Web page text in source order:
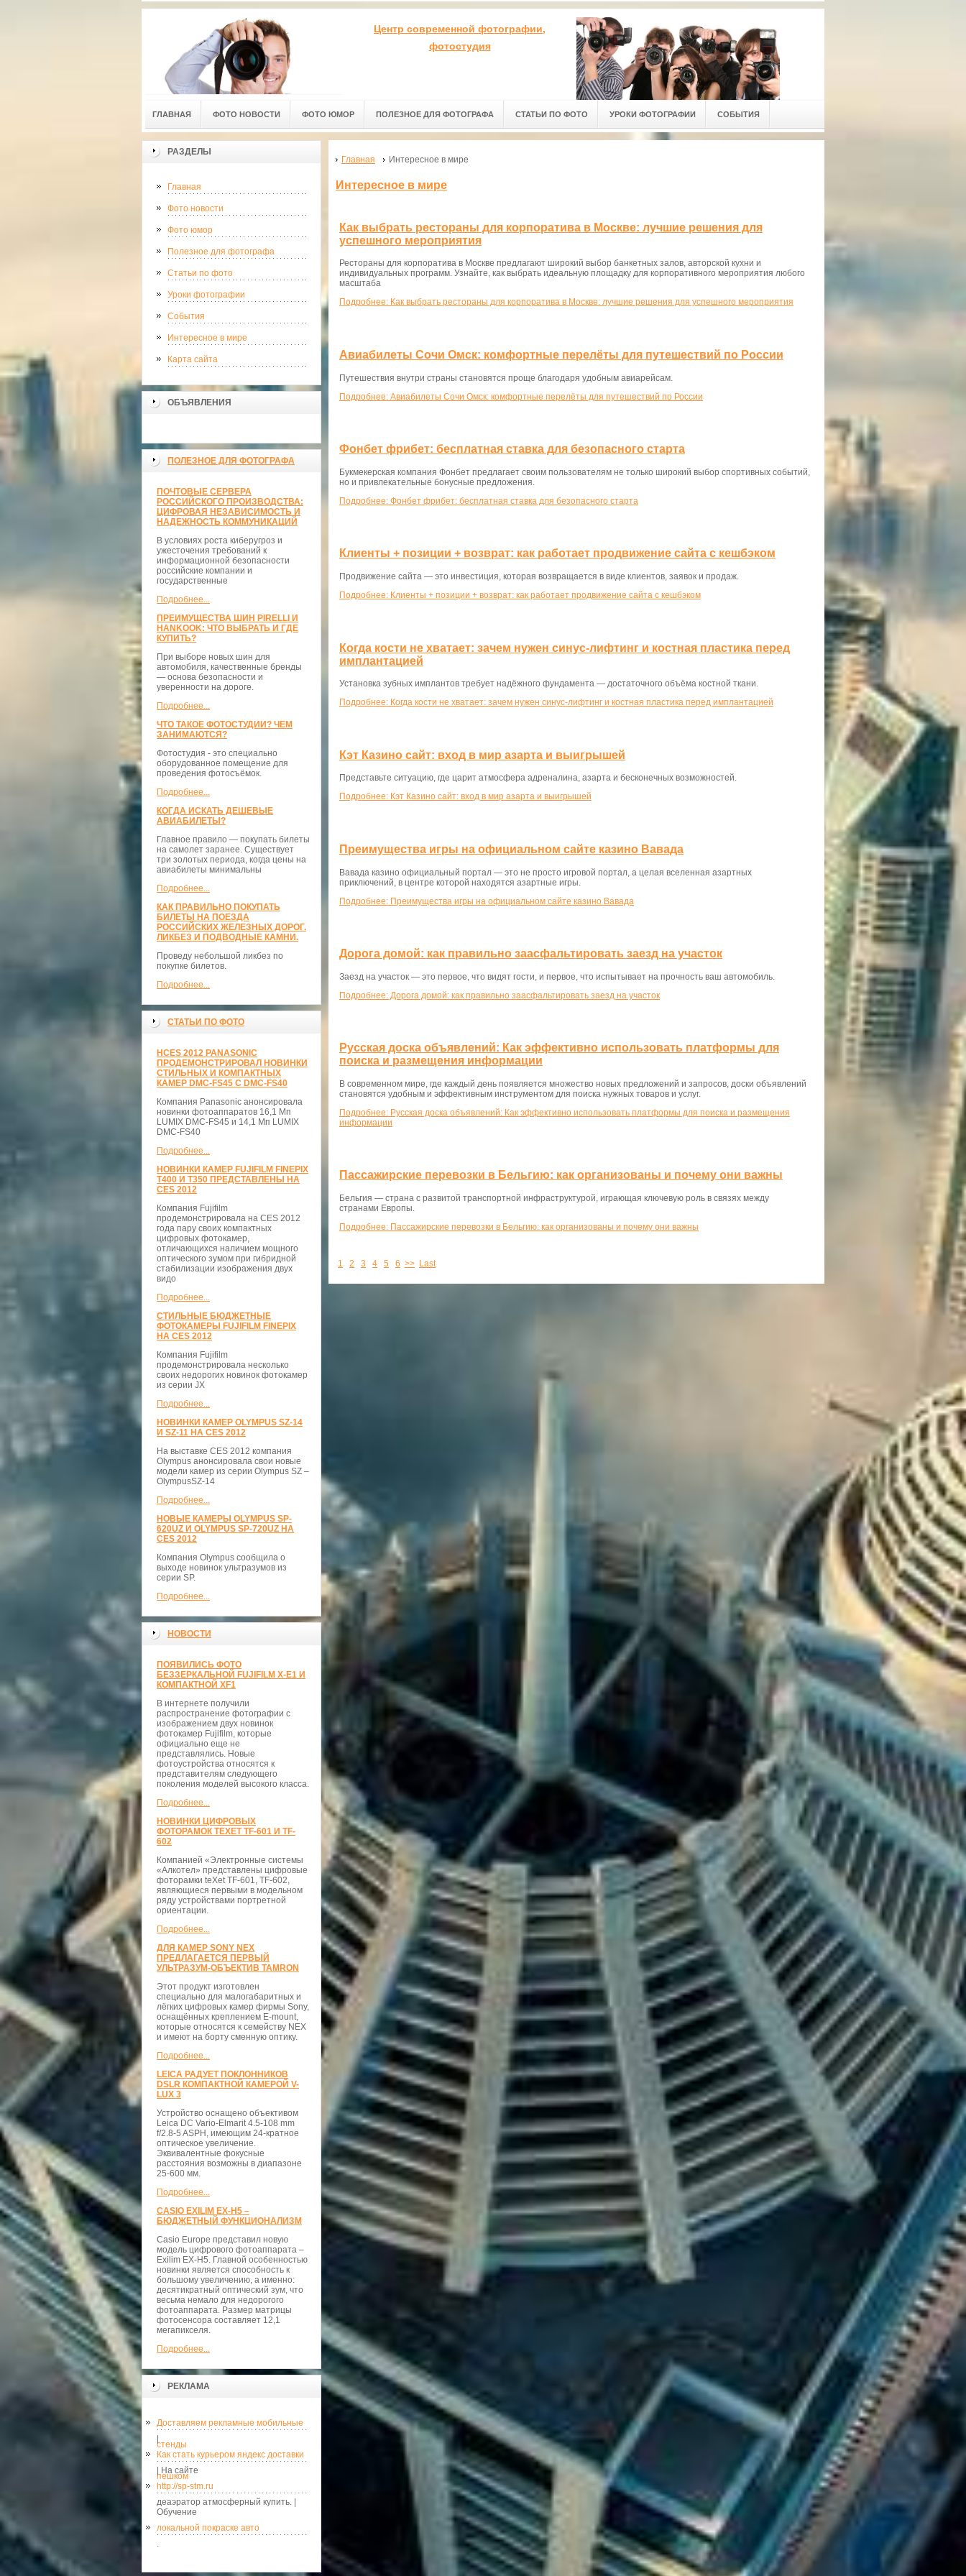
Центр современной фотографии,
фотостудия
ГЛАВНАЯ ФОТО НОВОСТИ ФОТО ЮМОР ПОЛЕЗНОЕ ДЛЯ ФОТОГРАФА СТАТЬИ ПО ФОТО УРОКИ ФОТОГРАФИИ СОБЫТИЯ
РАЗДЕЛЫ
Главная
Фото новости
Фото юмор
Полезное для фотографа
Статьи по фото
Уроки фотографии
События
Интересное в мире
Карта сайта
ОБЪЯВЛЕНИЯ
ПОЛЕЗНОЕ ДЛЯ ФОТОГРАФА
ПОЧТОВЫЕ СЕРВЕРА
РОССИЙСКОГО ПРОИЗВОДСТВА:
ЦИФРОВАЯ НЕЗАВИСИМОСТЬ И
НАДЕЖНОСТЬ КОММУНИКАЦИЙ
В условиях роста киберугроз и
ужесточения требований к
информационной безопасности
российские компании и
государственные
Подробнее...
ПРЕИМУЩЕСТВА ШИН PIRELLI И
HANKOOK: ЧТО ВЫБРАТЬ И ГДЕ
КУПИТЬ?
При выборе новых шин для
автомобиля, качественные бренды
— основа безопасности и
уверенности на дороге.
Подробнее...
ЧТО ТАКОЕ ФОТОСТУДИИ? ЧЕМ
ЗАНИМАЮТСЯ?
Фотостудия - это специально
оборудованное помещение для
проведения фотосъёмок.
Подробнее...
КОГДА ИСКАТЬ ДЕШЕВЫЕ
АВИАБИЛЕТЫ?
Главное правило — покупать билеты
на самолет заранее. Существует
три золотых периода, когда цены на
авиабилеты минимальны
Подробнее...
КАК ПРАВИЛЬНО ПОКУПАТЬ
БИЛЕТЫ НА ПОЕЗДА
РОССИЙСКИХ ЖЕЛЕЗНЫХ ДОРОГ.
ЛИКБЕЗ И ПОДВОДНЫЕ КАМНИ.
Проведу небольшой ликбез по
покупке билетов.
Подробнее...
СТАТЬИ ПО ФОТО
НCES 2012 PANASONIC
ПРОДЕМОНСТРИРОВАЛ НОВИНКИ
СТИЛЬНЫХ И КОМПАКТНЫХ
КАМЕР DMC-FS45 С DMC-FS40
Компания Panasonic анонсировала
новинки фотоаппаратов 16,1 Мп
LUMIX DMC-FS45 и 14,1 Мп LUMIX
DMC-FS40
Подробнее...
НОВИНКИ КАМЕР FUJIFILM FINEPIX
T400 И T350 ПРЕДСТАВЛЕНЫ НА
CES 2012
Компания Fujifilm
продемонстрировала на CES 2012
года пару своих компактных
цифровых фотокамер,
отличающихся наличием мощного
оптического зумом при гибридной
стабилизации изображения двух
видо
Подробнее...
СТИЛЬНЫЕ БЮДЖЕТНЫЕ
ФОТОКАМЕРЫ FUJIFILM FINEPIX
НА CES 2012
Компания Fujifilm
продемонстрировала несколько
своих недорогих новинок фотокамер
из серии JX
Подробнее...
НОВИНКИ КАМЕР OLYMPUS SZ-14
И SZ-11 НА CES 2012
На выставке CES 2012 компания
Olympus анонсировала свои новые
модели камер из серии Olympus SZ –
OlympusSZ-14
Подробнее...
НОВЫЕ КАМЕРЫ OLYMPUS SP-
620UZ И OLYMPUS SP-720UZ НА
CES 2012
Компания Olympus сообщила о
выходе новинок ультразумов из
серии SP.
Подробнее...
НОВОСТИ
ПОЯВИЛИСЬ ФОТО
БЕЗЗЕРКАЛЬНОЙ FUJIFILM X-E1 И
КОМПАКТНОЙ XF1
В интернете получили
распространение фотографии с
изображением двух новинок
фотокамер Fujifilm, которые
официально еще не
представлялись. Новые
фотоустройства относятся к
представителям следующего
поколения моделей высокого класса.
Подробнее...
НОВИНКИ ЦИФРОВЫХ
ФОТОРАМОК TEXET TF-601 И TF-
602
Компанией «Электронные системы
«Алкотел» представлены цифровые
фоторамки teXet TF-601, TF-602,
являющиеся первыми в модельном
ряду устройствами портретной
ориентации.
Подробнее...
ДЛЯ КАМЕР SONY NEX
ПРЕДЛАГАЕТСЯ ПЕРВЫЙ
УЛЬТРАЗУМ-ОБЪЕКТИВ TAMRON
Этот продукт изготовлен
специально для малогабаритных и
лёгких цифровых камер фирмы Sony,
оснащённых креплением E-mount,
которые относятся к семейству NEX
и имеют на борту сменную оптику.
Подробнее...
LEICA РАДУЕТ ПОКЛОННИКОВ
DSLR КОМПАКТНОЙ КАМЕРОЙ V-
LUX 3
Устройство оснащено объективом
Leica DC Vario-Elmarit 4.5-108 mm
f/2.8-5 ASPH, имеющим 24-кратное
оптическое увеличение.
Эквивалентные фокусные
расстояния возможны в диапазоне
25-600 мм.
Подробнее...
CASIO EXILIM EX-H5 –
БЮДЖЕТНЫЙ ФУНКЦИОНАЛИЗМ
Casio Europe представил новую
модель цифрового фотоаппарата –
Exilim EX-H5. Главной особенностью
новинки является способность к
большому увеличению, а именно:
десятикратный оптический зум, что
весьма немало для недорогого
фотоаппарата. Размер матрицы
фотосенсора составляет 12,1
мегапикселя.
Подробнее...
РЕКЛАМА
Доставляем рекламные мобильные
стенды
Как стать курьером яндекс доставки
пешком
| На сайте
http://sp-stm.ru
деаэратор атмосферный купить. |
Обучение
локальной покраске авто
.
Главная Интересное в мире
Интересное в мире
Как выбрать рестораны для корпоратива в Москве: лучшие решения для
успешного мероприятия
Рестораны для корпоратива в Москве предлагают широкий выбор банкетных залов, авторской кухни и
индивидуальных программ. Узнайте, как выбрать идеальную площадку для корпоративного мероприятия любого
масштаба
Подробнее: Как выбрать рестораны для корпоратива в Москве: лучшие решения для успешного мероприятия
Авиабилеты Сочи Омск: комфортные перелёты для путешествий по России
Путешествия внутри страны становятся проще благодаря удобным авиарейсам.
Подробнее: Авиабилеты Сочи Омск: комфортные перелёты для путешествий по России
Фонбет фрибет: бесплатная ставка для безопасного старта
Букмекерская компания Фонбет предлагает своим пользователям не только широкий выбор спортивных событий,
но и привлекательные бонусные предложения.
Подробнее: Фонбет фрибет: бесплатная ставка для безопасного старта
Клиенты + позиции + возврат: как работает продвижение сайта с кешбэком
Продвижение сайта — это инвестиция, которая возвращается в виде клиентов, заявок и продаж.
Подробнее: Клиенты + позиции + возврат: как работает продвижение сайта с кешбэком
Когда кости не хватает: зачем нужен синус-лифтинг и костная пластика перед
имплантацией
Установка зубных имплантов требует надёжного фундамента — достаточного объёма костной ткани.
Подробнее: Когда кости не хватает: зачем нужен синус-лифтинг и костная пластика перед имплантацией
Кэт Казино сайт: вход в мир азарта и выигрышей
Представьте ситуацию, где царит атмосфера адреналина, азарта и бесконечных возможностей.
Подробнее: Кэт Казино сайт: вход в мир азарта и выигрышей
Преимущества игры на официальном сайте казино Вавада
Вавада казино официальный портал — это не просто игровой портал, а целая вселенная азартных
приключений, в центре которой находятся азартные игры.
Подробнее: Преимущества игры на официальном сайте казино Вавада
Дорога домой: как правильно заасфальтировать заезд на участок
Заезд на участок — это первое, что видят гости, и первое, что испытывает на прочность ваш автомобиль.
Подробнее: Дорога домой: как правильно заасфальтировать заезд на участок
Русская доска объявлений: Как эффективно использовать платформы для
поиска и размещения информации
В современном мире, где каждый день появляется множество новых предложений и запросов, доски объявлений
становятся удобным и эффективным инструментом для поиска нужных товаров и услуг.
Подробнее: Русская доска объявлений: Как эффективно использовать платформы для поиска и размещения
информации
Пассажирские перевозки в Бельгию: как организованы и почему они важны
Бельгия — страна с развитой транспортной инфраструктурой, играющая ключевую роль в связях между
странами Европы.
Подробнее: Пассажирские перевозки в Бельгию: как организованы и почему они важны
1 2 3 4 5 6 >> Last